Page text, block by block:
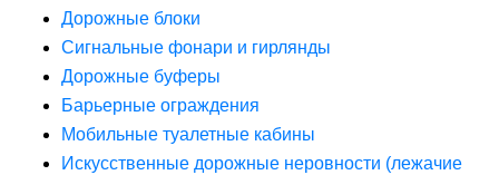
Дорожные блоки
Сигнальные фонари и гирлянды
Дорожные буферы
Барьерные ограждения
Мобильные туалетные кабины
Искусственные дорожные неровности (лежачие